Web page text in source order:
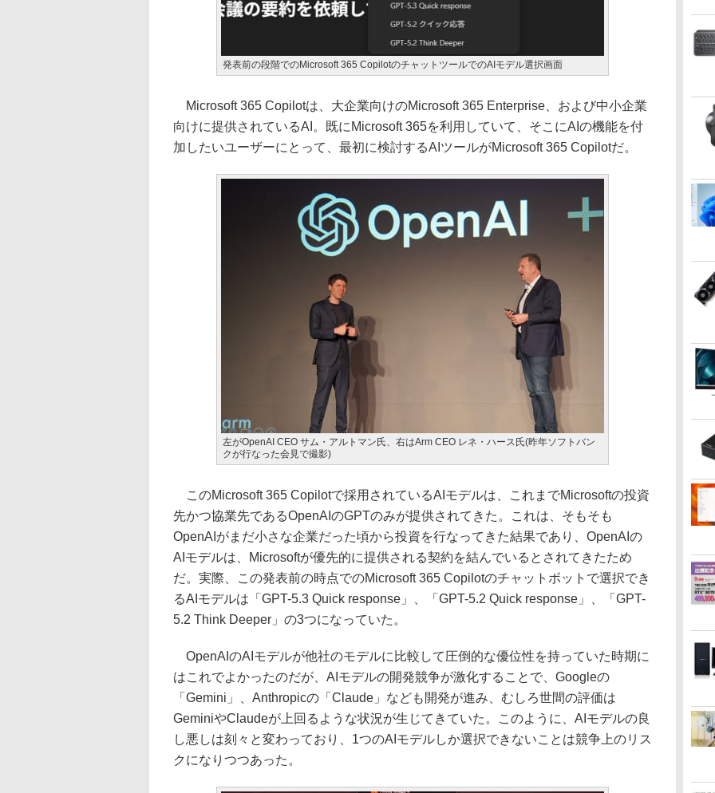
発表前の段階でのMicrosoft 365 CopilotのチャットツールでのAIモデル選択画面
Microsoft 365 Copilotは、大企業向けのMicrosoft 365 Enterprise、および中小企業
向けに提供されているAI。既にMicrosoft 365を利用していて、そこにAIの機能を付
加したいユーザーにとって、最初に検討するAIツールがMicrosoft 365 Copilotだ。
左がOpenAI CEO サム・アルトマン氏、右はArm CEO レネ・ハース氏(昨年ソフトバン
クが行なった会見で撮影)
このMicrosoft 365 Copilotで採用されているAIモデルは、これまでMicrosoftの投資
先かつ協業先であるOpenAIのGPTのみが提供されてきた。これは、そもそも
OpenAIがまだ小さな企業だった頃から投資を行なってきた結果であり、OpenAIの
AIモデルは、Microsoftが優先的に提供される契約を結んでいるとされてきたため
だ。実際、この発表前の時点でのMicrosoft 365 Copilotのチャットボットで選択でき
るAIモデルは「GPT-5.3 Quick response」、「GPT-5.2 Quick response」、「GPT-
5.2 Think Deeper」の3つになっていた。
OpenAIのAIモデルが他社のモデルに比較して圧倒的な優位性を持っていた時期に
はこれでよかったのだが、AIモデルの開発競争が激化することで、Googleの
「Gemini」、Anthropicの「Claude」なども開発が進み、むしろ世間の評価は
GeminiやClaudeが上回るような状況が生じてきていた。このように、AIモデルの良
し悪しは刻々と変わっており、1つのAIモデルしか選択できないことは競争上のリス
クになりつつあった。